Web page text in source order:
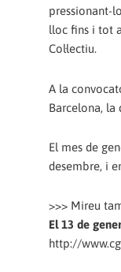
pressionant-
lloc fins i tot
Col·lectiu.
A la
Barcelona, la
El mes de
desembre, i
>>> Mireu
El 13 de
http://